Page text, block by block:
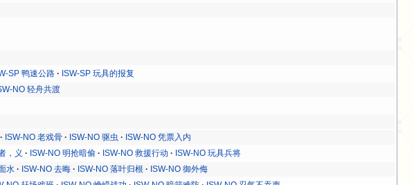
SP 鸭速公路
ISW-SP 玩具的报复
NO 轻舟共渡
ISW-NO 老戏骨 ISW-NO 驱虫
ISW-NO 凭票入内
，义 ISW-NO 明抢暗偷 ISW-NO 救援行动
ISW-NO 玩具兵将
水 ISW-NO 去晦 ISW-NO 落叶归根
ISW-NO 御外侮